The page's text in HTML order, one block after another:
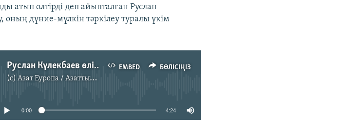
атып өлтірді деп айыпталған Руслан
оның дүние-мүлкін тәркілеу туралы үкім
EMBED БӨЛІСІҢІЗ
Руслан Күлекбаев өлім жазасына кесілді
(c)Азат Еуропа / Азаттық Радиосы
source currently available
0:00 4:24